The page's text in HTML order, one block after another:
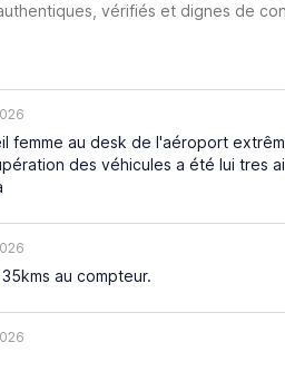
vérifiés et dignes de
femme au desk de l'aéroport
des véhicules a été lui tres
au compteur.